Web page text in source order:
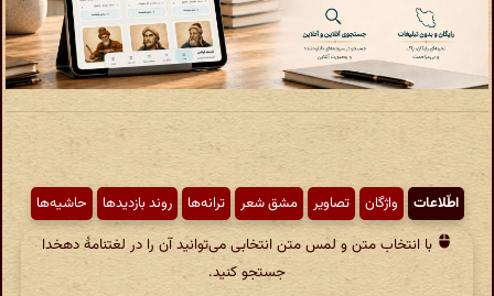
اطّلاعات واژگان تصاویر مشق شعر ترانه‌ها روند بازدیدها حاشیه‌ها
با انتخاب متن و لمس متن انتخابی می‌توانید آن را در لغتنامهٔ دهخدا
جستجو کنید.